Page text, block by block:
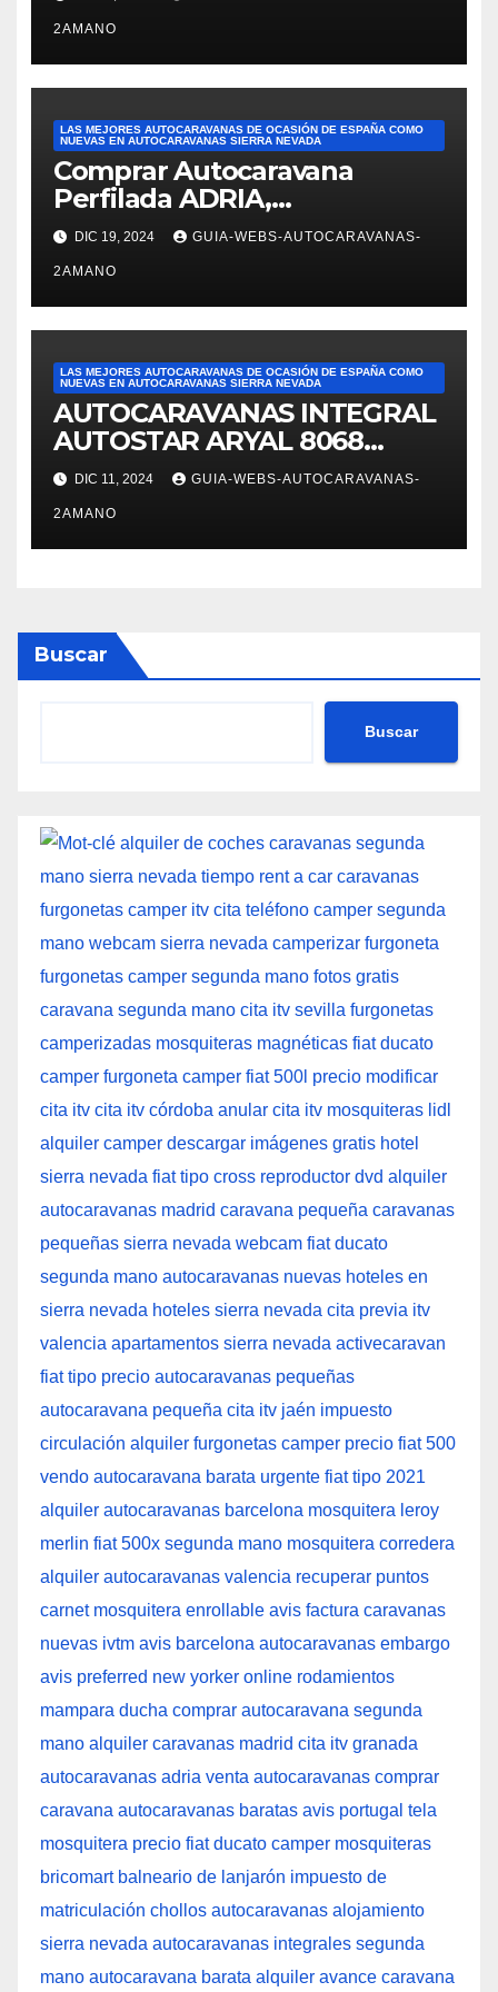
reseñas de AUTOCARAVANAS
DE SEGUNDA MANO DE
ESPAÑA. Reseña de JOSÉ
FELIPE PESQUERO. En el
ámbito de ventas: Alejandra
nos mostró varias
autocaravanas. Fue
superprofesional,
2AMANO
LAS MEJORES AUTOCARAVANAS DE OCASIÓN DE ESPAÑA COMO
NUEVAS EN AUTOCARAVANAS SIERRA NEVADA
Comprar Autocaravana
Perfilada ADRIA,
modelo Matrix M680SP en
Autocaravanas Sierra Nevada
DIC 19, 2024 GUIA-WEBS-AUTOCARAVANAS-
2AMANO
LAS MEJORES AUTOCARAVANAS DE OCASIÓN DE ESPAÑA COMO
NUEVAS EN AUTOCARAVANAS SIERRA NEVADA
AUTOCARAVANAS INTEGRAL
AUTOSTAR ARYAL 8068
autocaravanas Sierra Nevada
DIC 11, 2024 GUIA-WEBS-AUTOCARAVANAS-
2AMANO
Buscar
Buscar